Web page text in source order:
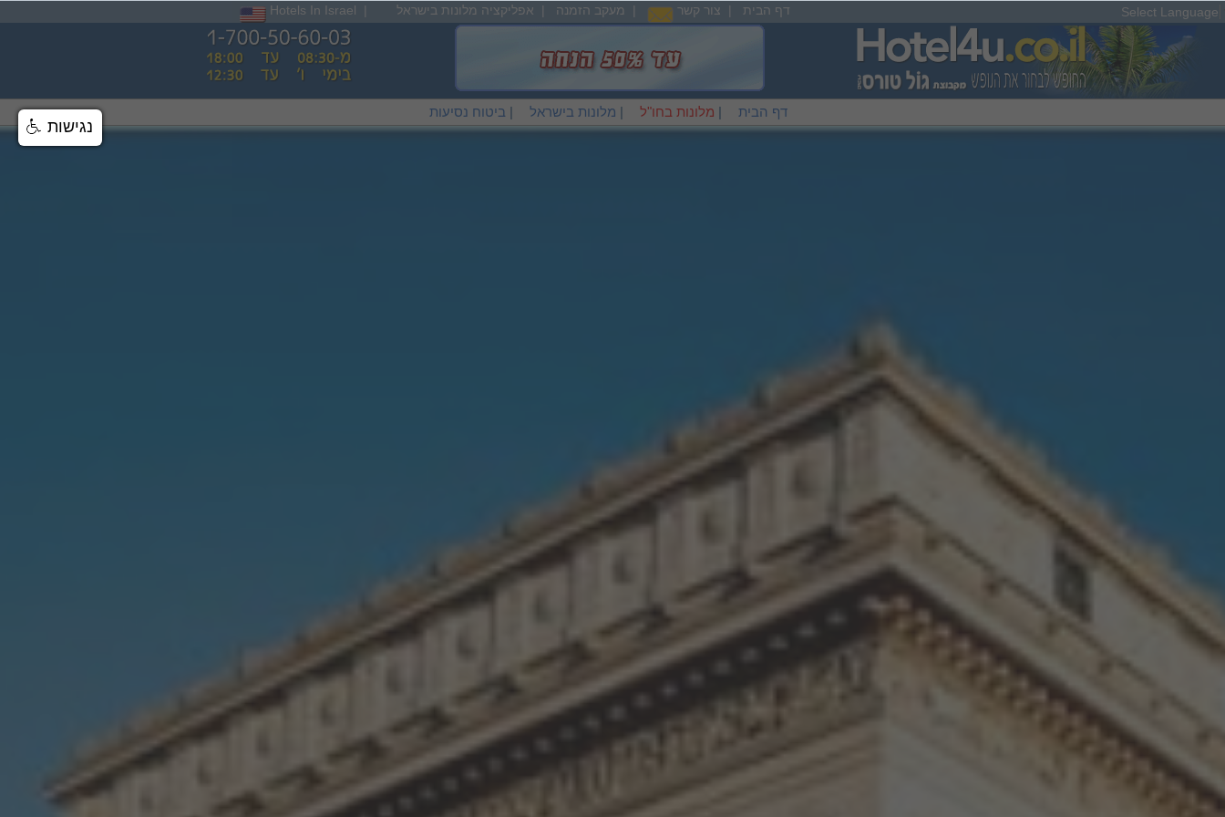
Hotels In Israel | אפליקציה מלונות בישראל | מעקב הזמנה | צור קשר | דף הבית Select Language
ביטוח נסיעות | מלונות בישראל | מלונות בחו"ל | דף הבית
נגישות